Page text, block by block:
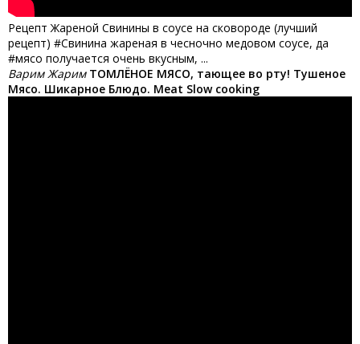
Рецепт Жареной Свинины в соусе на сковороде (лучший
рецепт) #Свинина жареная в чесночно медовом соусе, да
#мясо получается очень вкусным, ...
Варим Жарим ТОМЛЁНОЕ МЯСО, тающее во рту! Тушеное
Мясо. Шикарное Блюдо. Meat Slow cooking